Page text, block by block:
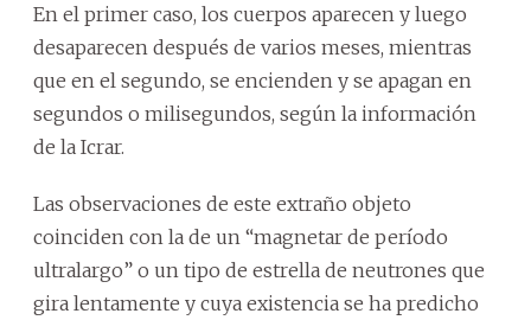
En el primer caso, los cuerpos aparecen y luego
desaparecen después de varios meses, mientras
que en el segundo, se encienden y se apagan en
segundos o milisegundos, según la información
de la Icrar.
Las observaciones de este extraño objeto
coinciden con la de un “magnetar de período
ultralargo” o un tipo de estrella de neutrones que
gira lentamente y cuya existencia se ha predicho